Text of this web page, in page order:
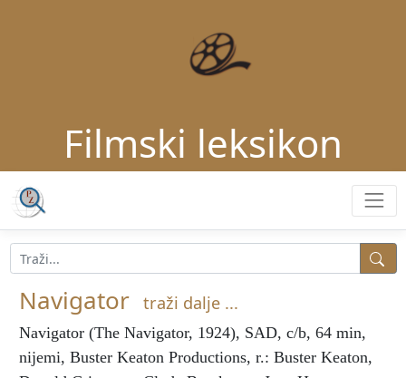
Filmski leksikon
Navigator traži dalje ...
Navigator (The Navigator, 1924), SAD, c/b, 64 min,
nijemi, Buster Keaton Productions, r.: Buster Keaton,